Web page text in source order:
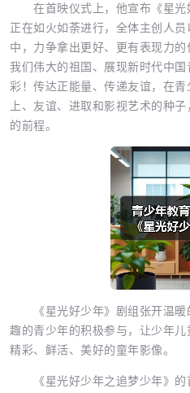
在首映仪式上，他宣布《星光
正在如火如荼进行，全体主创人
中，力争拿出更好、更有表现力
我们伟大的祖国、展现新时代中
彩！传达正能量、传递友谊，在
上、友谊、进取和影视艺术的种
的前程。
《星光好少年》剧组张开温暖
趣的青少年的积极参与，让少年
精彩、鲜活、美好的童年影像。
《星光好少年之追梦少年》的